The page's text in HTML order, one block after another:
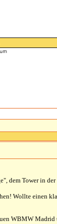
dem Tower in
Wollte einen
WBMW Madrid